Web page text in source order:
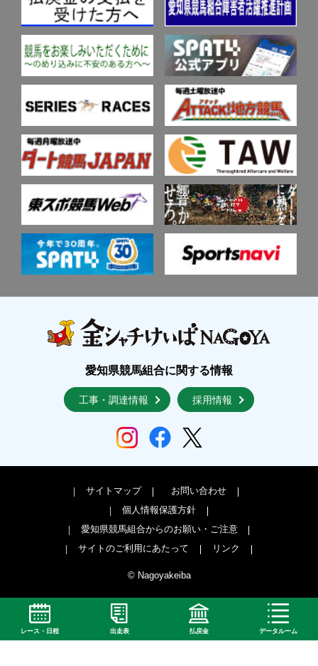
レース・日程 出走表 払戻金 データルーム
愛知県競馬組合に関する情報
工事・調達情報 採用情報
サイトマップ
お問い合わせ
個人情報保護方針
愛知県競馬組合からのお願い・ご注意
サイトのご利用にあたって
リンク
© Nagoyakeiba